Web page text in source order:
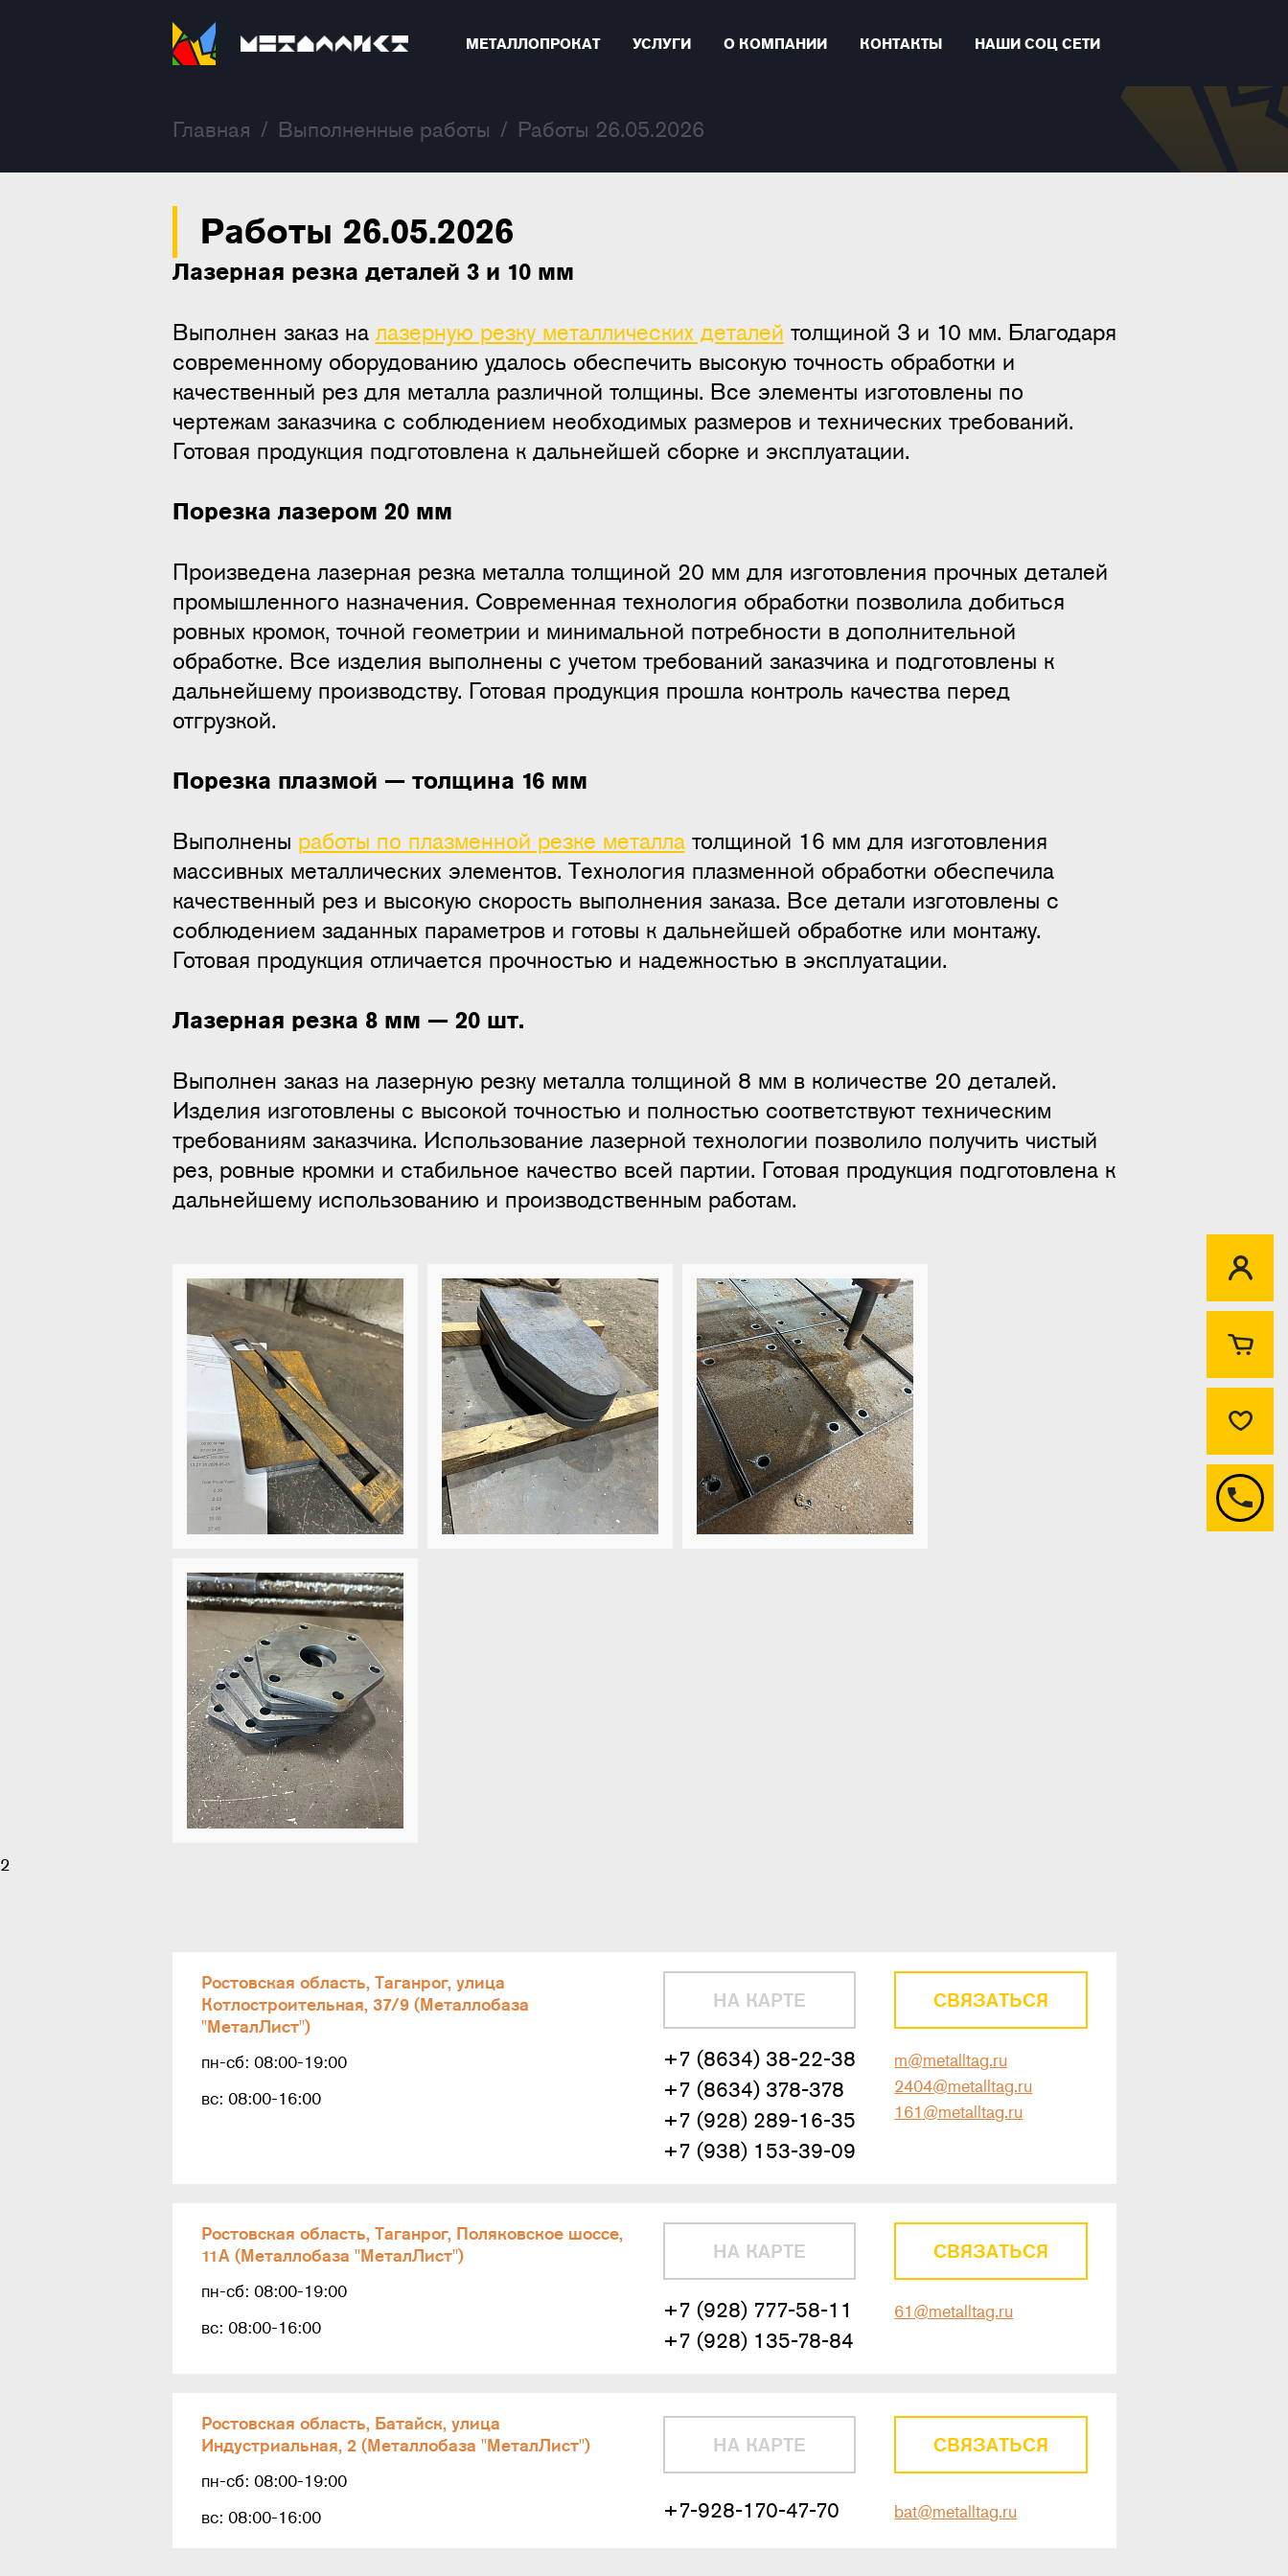
СтанкоТехЦентр
МЕТАЛЛОПРОКАТ УСЛУГИ О КОМПАНИИ КОНТАКТЫ НАШИ СОЦ СЕТИ
Главная / Выполненные работы / Работы 26.05.2026
Работы 26.05.2026
Лазерная резка деталей 3 и 10 мм
Выполнен заказ на лазерную резку металлических деталей толщиной 3 и 10 мм. Благодаря
современному оборудованию удалось обеспечить высокую точность обработки и
качественный рез для металла различной толщины. Все элементы изготовлены по
чертежам заказчика с соблюдением необходимых размеров и технических требований.
Готовая продукция подготовлена к дальнейшей сборке и эксплуатации.
Порезка лазером 20 мм
Произведена лазерная резка металла толщиной 20 мм для изготовления прочных деталей
промышленного назначения. Современная технология обработки позволила добиться
ровных кромок, точной геометрии и минимальной потребности в дополнительной
обработке. Все изделия выполнены с учетом требований заказчика и подготовлены к
дальнейшему производству. Готовая продукция прошла контроль качества перед
отгрузкой.
Порезка плазмой — толщина 16 мм
Выполнены работы по плазменной резке металлатолщиной 16 мм для изготовления
массивных металлических элементов. Технология плазменной обработки обеспечила
качественный рез и высокую скорость выполнения заказа. Все детали изготовлены с
соблюдением заданных параметров и готовы к дальнейшей обработке или монтажу.
Готовая продукция отличается прочностью и надежностью в эксплуатации.
Лазерная резка 8 мм — 20 шт.
Выполнен заказ на лазерную резку металла толщиной 8 мм в количестве 20 деталей.
Изделия изготовлены с высокой точностью и полностью соответствуют техническим
требованиям заказчика. Использование лазерной технологии позволило получить чистый
рез, ровные кромки и стабильное качество всей партии. Готовая продукция подготовлена к
дальнейшему использованию и производственным работам.
2
Ростовская область, Таганрог, улица
Котлостроительная, 37/9 (Металлобаза
"МеталЛист")
пн-сб: 08:00-19:00
вс: 08:00-16:00
НА КАРТЕ
+7 (8634) 38-22-38
+7 (8634) 378-378
+7 (928) 289-16-35
+7 (938) 153-39-09
m@metalltag.ru
2404@metalltag.ru
161@metalltag.ru
СВЯЗАТЬСЯ
Ростовская область, Таганрог, Поляковское шоссе,
11А (Металлобаза "МеталЛист")
пн-сб: 08:00-19:00
вс: 08:00-16:00
НА КАРТЕ
+7 (928) 777-58-11
+7 (928) 135-78-84
61@metalltag.ru
СВЯЗАТЬСЯ
Ростовская область, Батайск, улица
Индустриальная, 2 (Металлобаза "МеталЛист")
пн-сб: 08:00-19:00
вс: 08:00-16:00
НА КАРТЕ
+7-928-170-47-70 bat@metalltag.ru
СВЯЗАТЬСЯ